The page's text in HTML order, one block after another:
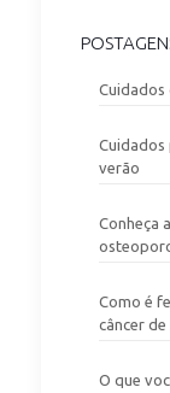
Cuidados
Cuidados
verão
Conheça
Como é
câncer
O que